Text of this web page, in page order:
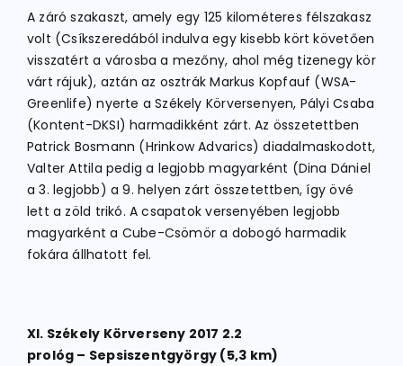
A záró szakaszt, amely egy 125 kilométeres félszakasz
volt (Csíkszeredából indulva egy kisebb kört követően
visszatért a városba a mezőny, ahol még tizenegy kör
várt rájuk), aztán az osztrák Markus Kopfauf (WSA-
Greenlife) nyerte a Székely Körversenyen, Pályi Csaba
(Kontent-DKSI) harmadikként zárt. Az összetettben
Patrick Bosmann (Hrinkow Advarics) diadalmaskodott,
Valter Attila pedig a legjobb magyarként (Dina Dániel
a 3. legjobb) a 9. helyen zárt összetettben, így övé
lett a zöld trikó. A csapatok versenyében legjobb
magyarként a Cube-Csömör a dobogó harmadik
fokára állhatott fel.
XI. Székely Körverseny 2017 2.2
prológ – Sepsiszentgyörgy (5,3 km)